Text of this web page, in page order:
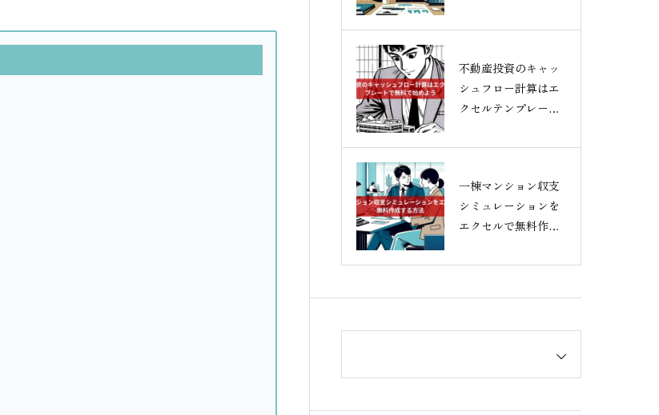
不動産投資のキャッ
シュフロー計算はエ
クセルテンプレート
一棟マンション収支
シミュレーションを
エクセルで無料作成